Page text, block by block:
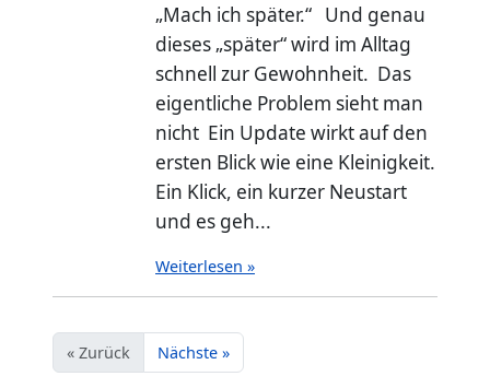
„Mach ich später.“ Und genau
dieses „später“ wird im Alltag
schnell zur Gewohnheit. Das
eigentliche Problem sieht man
nicht Ein Update wirkt auf den
ersten Blick wie eine Kleinigkeit.
Ein Klick, ein kurzer Neustart
und es geh...
Weiterlesen »
« Zurück Nächste »